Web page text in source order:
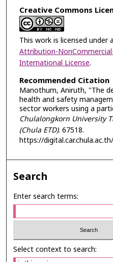
Creative Commons
This work is licensed under a
Attribution-
International License.
Recommended Citation
Manothum, Aniruth, "The
health and safety
sector workers using a
Chulalongkorn University
(Chula ETD). 67518.
https://
Search
Enter search terms:
Select context to search: